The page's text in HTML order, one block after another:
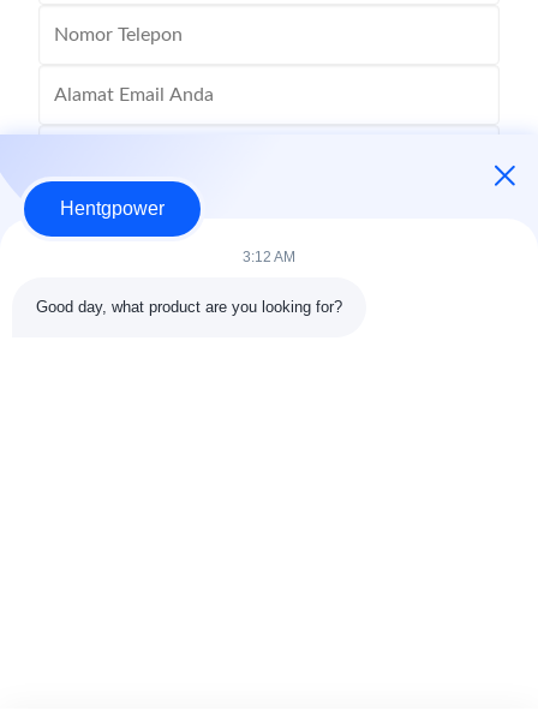
Hentgpower
3:12 AM
Good day, what product are you looking for?